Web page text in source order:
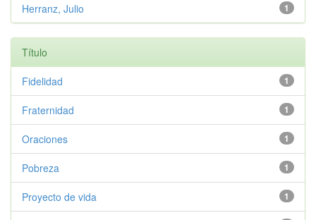
1
Herranz, Julio
Título
1
Fidelidad
1
Fraternidad
1
Oraciones
1
Pobreza
1
Proyecto de vida